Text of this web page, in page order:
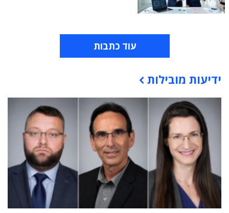
עוד כתבות
תוכן פרסומי
ידיעות מובילות